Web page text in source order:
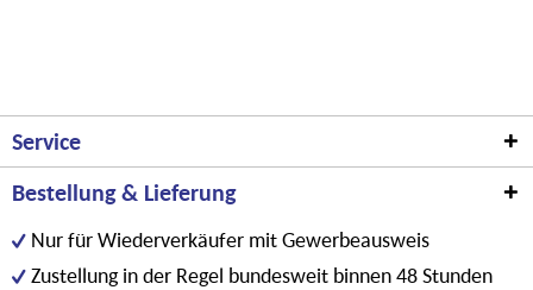
Service
Bestellung & Lieferung
Nur für Wiederverkäufer mit Gewerbeausweis
Zustellung in der Regel bundesweit binnen 48 Stunden